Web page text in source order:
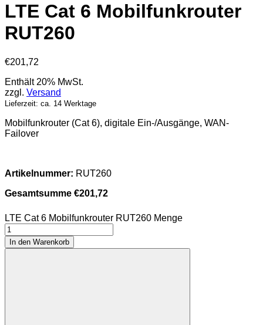
LTE Cat 6 Mobilfunkrouter
RUT260
€201,72
Enthält 20% MwSt.
zzgl. Versand
Lieferzeit: ca. 14 Werktage
Mobilfunkrouter (Cat 6), digitale Ein-/Ausgänge, WAN-
Failover
Artikelnummer: RUT260
Gesamtsumme €201,72
LTE Cat 6 Mobilfunkrouter RUT260 Menge
In den Warenkorb